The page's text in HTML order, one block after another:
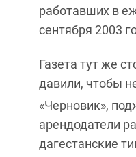
работавших в
сентября 2003
Газета тут же
давили, чтобы
«Черновик»,
арендодатели
дагестанские